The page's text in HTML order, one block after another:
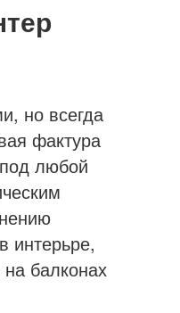
но всегда
фактура
любой
интерьре,
балконах